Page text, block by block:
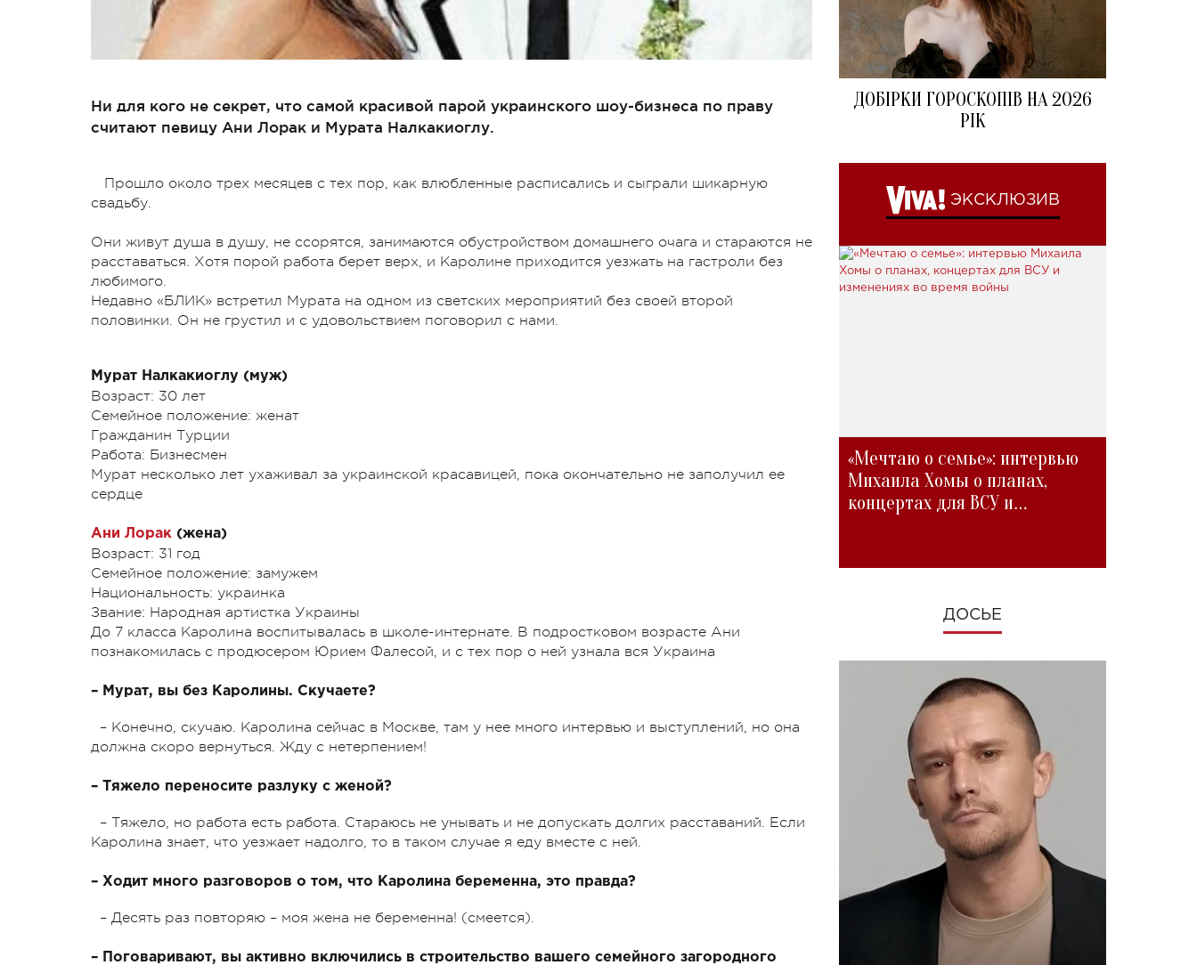
Ни для кого не секрет, что самой красивой парой украинского шоу-бизнеса по праву
считают певицу Ани Лорак и Мурата Налкакиоглу.
Прошло около трех месяцев с тех пор, как влюбленные расписались и сыграли шикарную
свадьбу.
Они живут душа в душу, не ссорятся, занимаются обустройством домашнего очага и стараются не
расставаться. Хотя порой работа берет верх, и Каролине приходится уезжать на гастроли без
любимого.
Недавно «БЛИК» встретил Мурата на одном из светских мероприятий без своей второй
половинки. Он не грустил и с удовольствием поговорил с нами.
Мурат Налкакиоглу (муж)
Возраст: 30 лет
Семейное положение: женат
Гражданин Турции
Работа: Бизнесмен
Мурат несколько лет ухаживал за украинской красавицей, пока окончательно не заполучил ее
сердце
Ани Лорак (жена)
Возраст: 31 год
Семейное положение: замужем
Национальность: украинка
Звание: Народная артистка Украины
До 7 класса Каролина воспитывалась в школе-интернате. В подростковом возрасте Ани
познакомилась с продюсером Юрием Фалесой, и с тех пор о ней узнала вся Украина
– Мурат, вы без Каролины. Скучаете?
– Конечно, скучаю. Каролина сейчас в Москве, там у нее много интервью и выступлений, но она
должна скоро вернуться. Жду с нетерпением!
– Тяжело переносите разлуку с женой?
– Тяжело, но работа есть работа. Стараюсь не унывать и не допускать долгих расставаний. Если
Каролина знает, что уезжает надолго, то в таком случае я еду вместе с ней.
– Ходит много разговоров о том, что Каролина беременна, это правда?
– Десять раз повторяю – моя жена не беременна! (смеется).
– Поговаривают, вы активно включились в строительство вашего семейного загородного
ДОБІРКИ ГОРОСКОПІВ НА 2026
РІК
ЭКСКЛЮЗИВ
«Мечтаю о семье»: интервью
Михаила Хомы о планах,
концертах для ВСУ и
ДОСЬЕ